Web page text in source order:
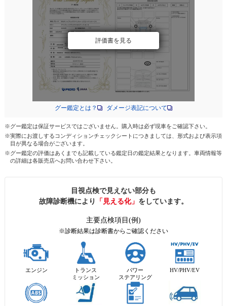
評価書を見る
グー鑑定とは？ ダメージ表記について
※グー鑑定は保証サービスではございません。購入時は必ず現車をご確認下さい。
※実際にお渡しするコンディションチェックシートにつきましては、形式および表示項
目が異なる場合がございます。
※グー鑑定の評価はあくまでも記載している鑑定日の鑑定結果となります。車両情報等
の詳細は各販売店へお問い合わせ下さい。
目視点検で見えない部分も
故障診断機により
「見える化」 をしています。
主要点検項目(例)
※診断結果は診断書からご確認ください
エンジン
トランス
ミッション
パワー
ステアリング
HV/PHV/EV